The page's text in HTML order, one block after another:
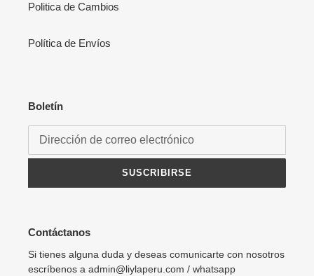
Politica de Cambios
Política de Envíos
Boletín
SUSCRIBIRSE
Contáctanos
Si tienes alguna duda y deseas comunicarte con nosotros
escríbenos a admin@liylaperu.com / whatsapp